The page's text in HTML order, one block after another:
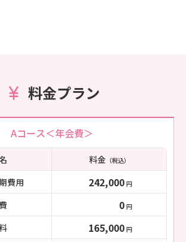
料金プラン
Aコース＜年会費＞
料金（税込）
費用 242,000 円
0 円
165,000 円